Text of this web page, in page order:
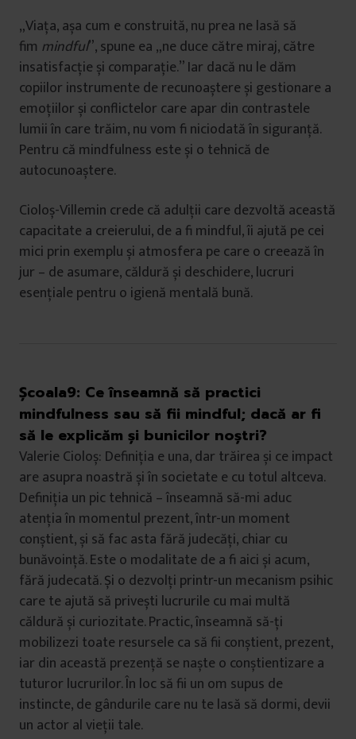
„Viața, așa cum e construită, nu prea ne lasă să
fim mindful”, spune ea „ne duce către miraj, către
insatisfacție și comparație.” Iar dacă nu le dăm
copiilor instrumente de recunoaștere și gestionare a
emoțiilor și conflictelor care apar din contrastele
lumii în care trăim, nu vom fi niciodată în siguranță.
Pentru că mindfulness este și o tehnică de
autocunoaștere.
Cioloș-Villemin crede că adulții care dezvoltă această
capacitate a creierului, de a fi mindful, îi ajută pe cei
mici prin exemplu și atmosfera pe care o creează în
jur – de asumare, căldură și deschidere, lucruri
esențiale pentru o igienă mentală bună.
Școala9: Ce înseamnă să practici
mindfulness sau să fii mindful; dacă ar fi
să le explicăm și bunicilor noștri?
Valerie Cioloș: Definiția e una, dar trăirea și ce impact
are asupra noastră și în societate e cu totul altceva.
Definiția un pic tehnică – înseamnă să-mi aduc
atenția în momentul prezent, într-un moment
conștient, și să fac asta fără judecăți, chiar cu
bunăvoință. Este o modalitate de a fi aici și acum,
fără judecată. Și o dezvolți printr-un mecanism psihic
care te ajută să privești lucrurile cu mai multă
căldură și curiozitate. Practic, înseamnă să-ți
mobilizezi toate resursele ca să fii conștient, prezent,
iar din această prezență se naște o conștientizare a
tuturor lucrurilor. În loc să fii un om supus de
instincte, de gândurile care nu te lasă să dormi, devii
un actor al vieții tale.